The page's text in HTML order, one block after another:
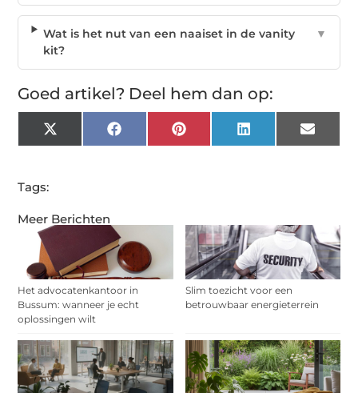
Meer Berichten
Het advocatenkantoor in
Bussum: wanneer je echt
oplossingen wilt
Slim toezicht voor een
betrouwbaar energieterrein
Wat is het nut van een naaiset in de vanity
kit?
▼
Goed artikel? Deel hem dan op:
X
(Twitter)
Facebook Pinterest LinkedIn Email
Tags: